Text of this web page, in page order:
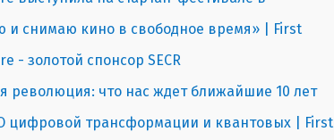
и снимаю кино в свободное время» | First
- золотой спонсор SECR
революция: что нас ждет ближайшие 10 лет
цифровой трансформации и квантовых | First